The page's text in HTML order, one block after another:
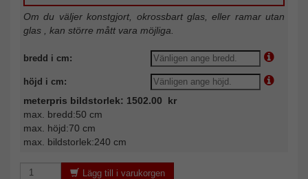
Om du väljer konstgjort, okrossbart glas, eller ramar utan
glas , kan större mått vara möjliga.
bredd i cm:
höjd i cm:
meterpris bildstorlek: 1502.00 kr
max. bredd:50 cm
max. höjd:70 cm
max. bildstorlek:240 cm
Lägg till i varukorgen